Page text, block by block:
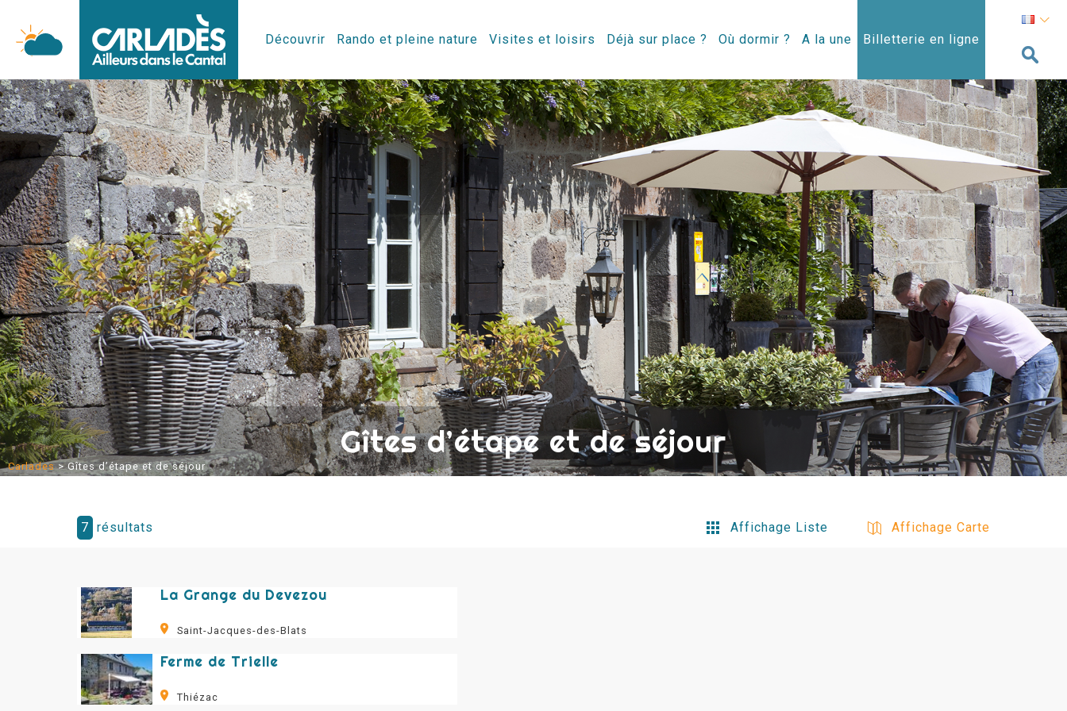
Découvrir Rando et pleine nature Visites et loisirs Déjà sur place ? Où dormir ? A la une Billetterie en ligne
Gîtes d’étape et de séjour
Carlades>Gîtes d’étape et de séjour
7 résultats Affichage Liste Affichage Carte
La Grange du Devezou
Saint-Jacques-des-Blats
Ferme de Trielle
Thiézac